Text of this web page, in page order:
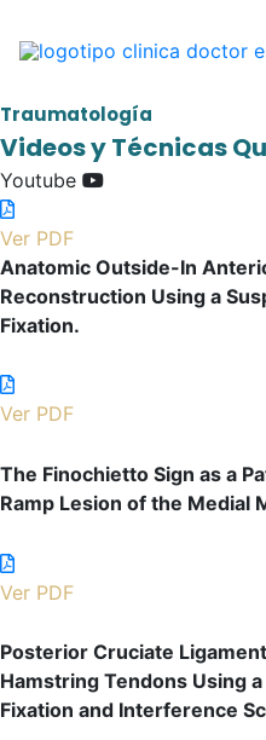
Traumatología
Videos y Técnicas
Youtube
Ver PDF
Anatomic Outside-In
Reconstruction Using a
Fixation.
Ver PDF
The Finochietto Sign as a
Ramp Lesion of the Medial
Ver PDF
Posterior Cruciate
Hamstring Tendons Using
Fixation and Interference